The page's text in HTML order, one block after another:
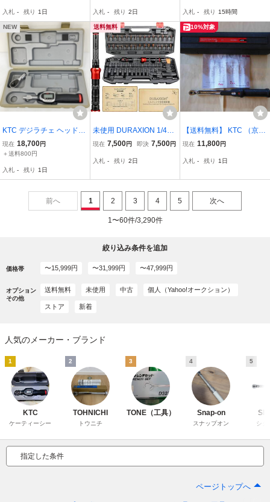
入札 - 残り 1日
517806
入札 - 残り 2日 入札 - 残り 15時間
NEW
KTC デジラチェ ヘッド交
換式デジタルトルクレン
チ GEK040-X13 ラチェッ
MAX 85N・m セット 京都
現在 18,700円
＋送料800円
入札 - 残り 1日
送料無料
未使用 DURAXION 1/4イ
ンチ トルクレンチ 1～26
現在 7,500円 即決 7,500円
入札 - 残り 2日
10%対象
【送料無料】 KTC （京都
機械工具） プレセット型
3 9.5sq 5~25Nm 美
現在 11,800円
入札 - 残り 1日
前へ 1 2 3 4 5 次へ
1〜60件/3,290件
絞り込み条件を追加
価格帯 〜15,999円 〜31,999円 〜47,999円
オプション
その他
送料無料 未使用 中古 個人（Yahoo!オークション）
ストア 新着
人気のメーカー・ブランド
1
KTC
ケーティーシー
2
TOHNICHI
トウニチ
3
TONE（工具）
4
Snap-on
スナップオン
5
シグ
指定した条件
ページトップへ